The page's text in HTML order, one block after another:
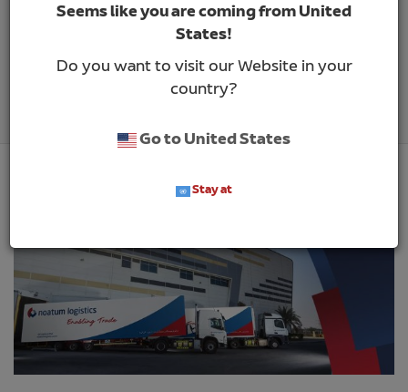
satisfacer la creciente
demanda de los
clientes
Seems like you are coming from United
States!
Do you want to visit our Website in your
country?
Go to United States
Stay at